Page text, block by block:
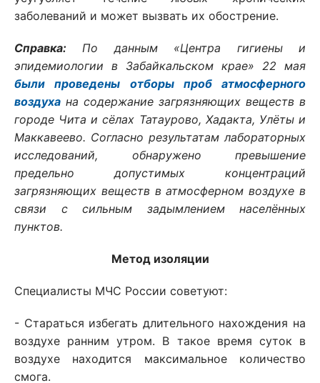
заболеваний и может вызвать их обострение.
Справка: По данным «Центра гигиены и
эпидемиологии в Забайкальском крае» 22 мая
были проведены отборы проб атмосферного
воздуха на содержание загрязняющих веществ в
городе Чита и сёлах Татаурово, Хадакта, Улёты и
Маккавеево. Согласно результатам лабораторных
исследований, обнаружено превышение
предельно допустимых концентраций
загрязняющих веществ в атмосферном воздухе в
связи с сильным задымлением населённых
пунктов.
Метод изоляции
Специалисты МЧС России советуют:
- Стараться избегать длительного нахождения на
воздухе ранним утром. В такое время суток в
воздухе находится максимальное количество
смога.